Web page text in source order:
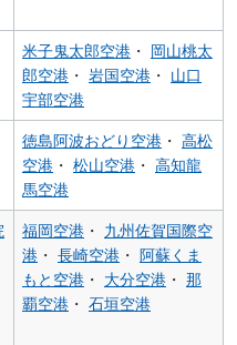
米子鬼太郎空港 ・ 岡山桃太
郎空港 ・ 岩国空港 ・ 山口
宇部空港
徳島阿波おどり空港 ・ 高松
空港 ・ 松山空港 ・ 高知龍
馬空港
福岡空港 ・ 九州佐賀国際空
港 ・ 長崎空港 ・
阿蘇くま
もと空港 ・ 大分空港 ・ 那
覇空港 ・ 石垣空港